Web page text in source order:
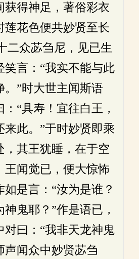
获得神足，著俗彩衣
莲花色便共妙贤至长
二众苾刍尼，见已生
笑言：“我实不能与此
。”时大世主闻斯语
“具寿！宜往白王，
来此。”于时妙贤即乘
，其王犹睡，在于空
王闻觉已，便大惊怖
是言：“汝为是谁？
鬼耶？”作是语已，
对曰：“我非天龙神鬼
声闻众中妙贤苾刍